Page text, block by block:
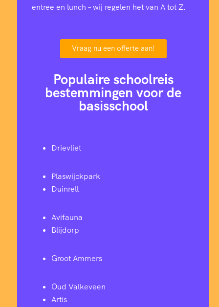
entree en lunch – wij regelen het van A tot Z.
Vraag nu een offerte aan!
Populaire schoolreis
bestemmingen voor de
basisschool
Drievliet
Plaswijckpark
Duinrell
Avifauna
Blijdorp
Groot Ammers
Oud Valkeveen
Artis